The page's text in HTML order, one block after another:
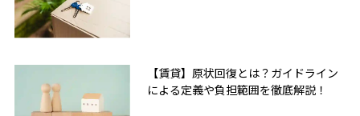
【賃貸】原状回復とは？ガイドライン
による定義や負担範囲を徹底解説！